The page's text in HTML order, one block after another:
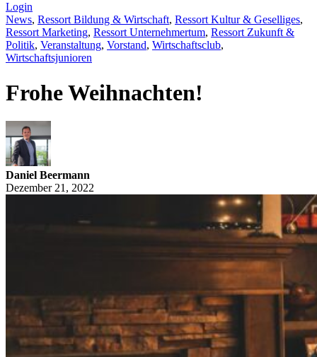
Login
News, Ressort Bildung & Wirtschaft, Ressort Kultur & Geselliges,
Ressort Marketing, Ressort Unternehmertum, Ressort Zukunft &
Politik, Veranstaltung, Vorstand, Wirtschaftsclub,
Wirtschaftsjunioren
Frohe Weihnachten!
Daniel Beermann
Dezember 21, 2022